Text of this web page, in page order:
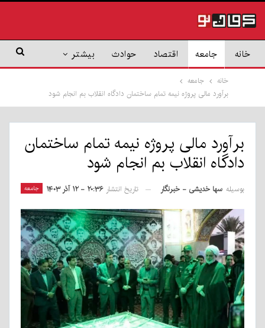
خانه جامعه اقتصاد حوادث بیشتر
خانه
جامعه
برآورد مالی پروژه نیمه تمام ساختمان دادگاه انقلاب بم انجام شود
برآورد مالی پروژه نیمه تمام ساختمان
دادگاه انقلاب بم انجام شود
جامعه بوسیله سها خدیشی - خبرنگار تاریخ انتشار ۲۰:۳۶ - ۱۲ آذر ۱۴۰۳